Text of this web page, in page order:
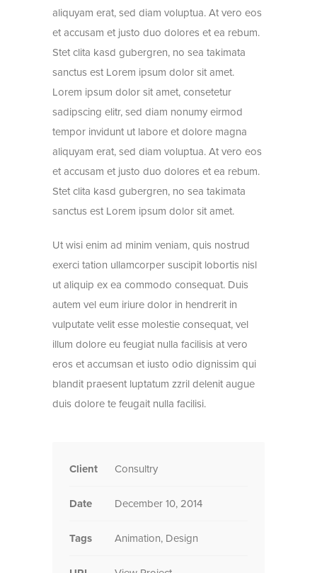
aliquyam erat, sed diam voluptua. At vero eos
et accusam et justo duo dolores et ea rebum.
Stet clita kasd gubergren, no sea takimata
sanctus est Lorem ipsum dolor sit amet.
Lorem ipsum dolor sit amet, consetetur
sadipscing elitr, sed diam nonumy eirmod
tempor invidunt ut labore et dolore magna
aliquyam erat, sed diam voluptua. At vero eos
et accusam et justo duo dolores et ea rebum.
Stet clita kasd gubergren, no sea takimata
sanctus est Lorem ipsum dolor sit amet.
Ut wisi enim ad minim veniam, quis nostrud
exerci tation ullamcorper suscipit lobortis nisl
ut aliquip ex ea commodo consequat. Duis
autem vel eum iriure dolor in hendrerit in
vulputate velit esse molestie consequat, vel
illum dolore eu feugiat nulla facilisis at vero
eros et accumsan et iusto odio dignissim qui
blandit praesent luptatum zzril delenit augue
duis dolore te feugait nulla facilisi.
Client Consultry
Date December 10, 2014
Tags Animation, Design